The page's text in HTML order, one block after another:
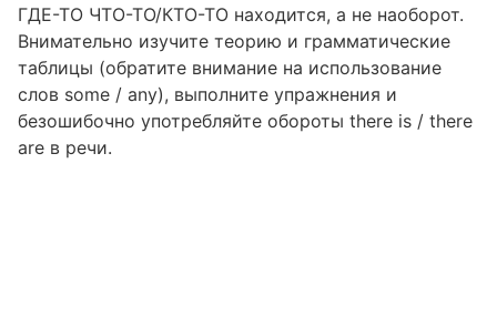
ГДЕ-ТО ЧТО-ТО/КТО-ТО находится, а не наоборот.
Внимательно изучите теорию и грамматические
таблицы (обратите внимание на использование
слов some / any), выполните упражнения и
безошибочно употребляйте обороты there is / there
are в речи.